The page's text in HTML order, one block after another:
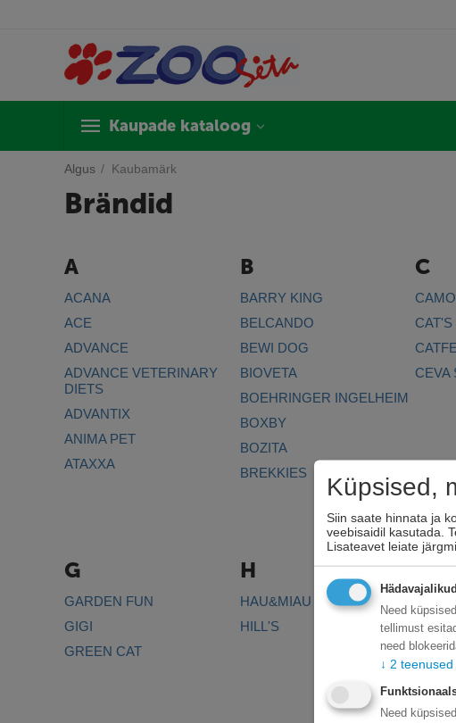
Kaupade kataloog
Algus / Kaubamärk
Brändid
A
ACANA
ACE
ADVANCE
ADVANCE VETERINARY
DIETS
ADVANTIX
ANIMA PET
ATAXXA
B
BARRY KING
BELCANDO
BEWI DOG
BIOVETA
BOEHRINGER INGELHEIM
BOXBY
BOZITA
BREKKIES
C
CEVA
G
GARDEN FUN
GIGI
GREEN CAT
H
HAU&MIAU
HILL'S
I
Küpsised,
Siin saate hinnata ja
veebisaidil kasutada.
Lisateavet leiate
Need
tellimust
need
↓ 2 teenused
Need